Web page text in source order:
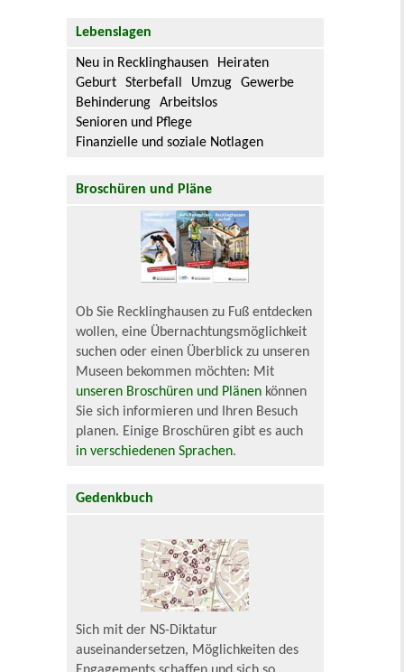
Lebenslagen
Neu in Recklinghausen
Heiraten
Geburt
Sterbefall Umzug
Gewerbe
Behinderung
Arbeitslos
Senioren und Pflege
Finanzielle und soziale Notlagen
Broschüren und Pläne
Ob Sie Recklinghausen zu Fuß entdecken
wollen, eine Übernachtungsmöglichkeit
suchen oder einen Überblick zu unseren
Museen bekommen möchten: Mit
unseren Broschüren und Plänen können
Sie sich informieren und Ihren Besuch
planen. Einige Broschüren gibt es auch
in verschiedenen Sprachen.
Gedenkbuch
Sich mit der NS-Diktatur
auseinandersetzen, Möglichkeiten des